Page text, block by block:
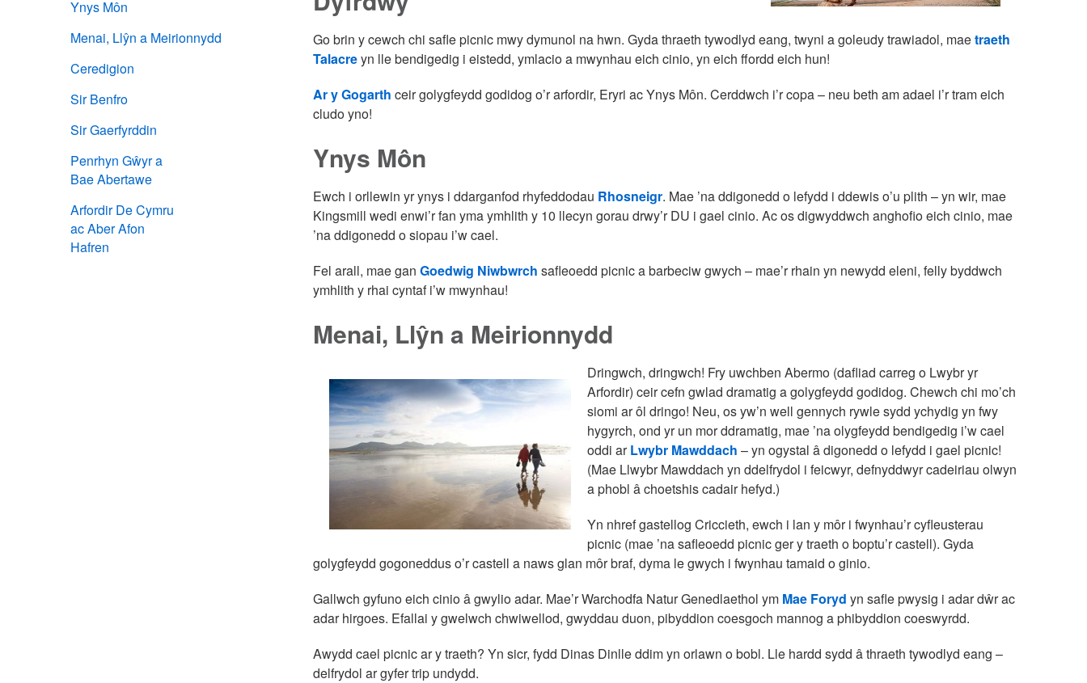
Ynys Môn
Menai, Llŷn a Meirionnydd
Ceredigion
Sir Benfro
Sir Gaerfyrddin
Penrhyn Gŵyr a
Bae Abertawe
Arfordir De Cymru
ac Aber Afon
Hafren
Go brin y cewch chi safle picnic mwy dymunol na hwn. Gyda thraeth tywodlyd eang, twyni a goleudy trawiadol, maetraeth
Talacreyn lle bendigedig i eistedd, ymlacio a mwynhau eich cinio, yn eich ffordd eich hun!
Ar y Gogarth ceir golygfeydd godidog o’r arfordir, Eryri ac Ynys Môn. Cerddwch i’r copa – neu beth am adael i’r tram eich
cludo yno!
Ynys Môn
Ewch i orllewin yr ynys i ddarganfod rhyfeddodau Rhosneigr. Mae ’na ddigonedd o lefydd i ddewis o’u plith – yn wir, mae
Kingsmill wedi enwi’r fan yma ymhlith y 10 llecyn gorau drwy’r DU i gael cinio. Ac os digwyddwch anghofio eich cinio, mae
’na ddigonedd o siopau i’w cael.
Fel arall, mae gan Goedwig Niwbwrch safleoedd picnic a barbeciw gwych – mae’r rhain yn newydd eleni, felly byddwch
ymhlith y rhai cyntaf i’w mwynhau!
Menai, Llŷn a Meirionnydd
Dringwch, dringwch! Fry uwchben Abermo (dafliad carreg o Lwybr yr
Arfordir) ceir cefn gwlad dramatig a golygfeydd godidog. Chewch chi mo’ch
siomi ar ôl dringo! Neu, os yw’n well gennych rywle sydd ychydig yn fwy
hygyrch, ond yr un mor ddramatig, mae ’na olygfeydd bendigedig i’w cael
oddi arLwybr Mawddach – yn ogystal â digonedd o lefydd i gael picnic!
(Mae Llwybr Mawddach yn ddelfrydol i feicwyr, defnyddwyr cadeiriau olwyn
a phobl â choetshis cadair hefyd.)
Yn nhref gastellog Criccieth, ewch i lan y môr i fwynhau’r cyfleusterau
picnic (mae ’na safleoedd picnic ger y traeth o boptu’r castell). Gyda
golygfeydd gogoneddus o’r castell a naws glan môr braf, dyma le gwych i fwynhau tamaid o ginio.
Gallwch gyfuno eich cinio â gwylio adar. Mae’r Warchodfa Natur Genedlaethol ym Mae Foryd yn safle pwysig i adar dŵr ac
adar hirgoes. Efallai y gwelwch chwiwellod, gwyddau duon, pibyddion coesgoch mannog a phibyddion coeswyrdd.
Awydd cael picnic ar y traeth? Yn sicr, fydd Dinas Dinlle ddim yn orlawn o bobl. Lle hardd sydd â thraeth tywodlyd eang –
delfrydol ar gyfer trip undydd.